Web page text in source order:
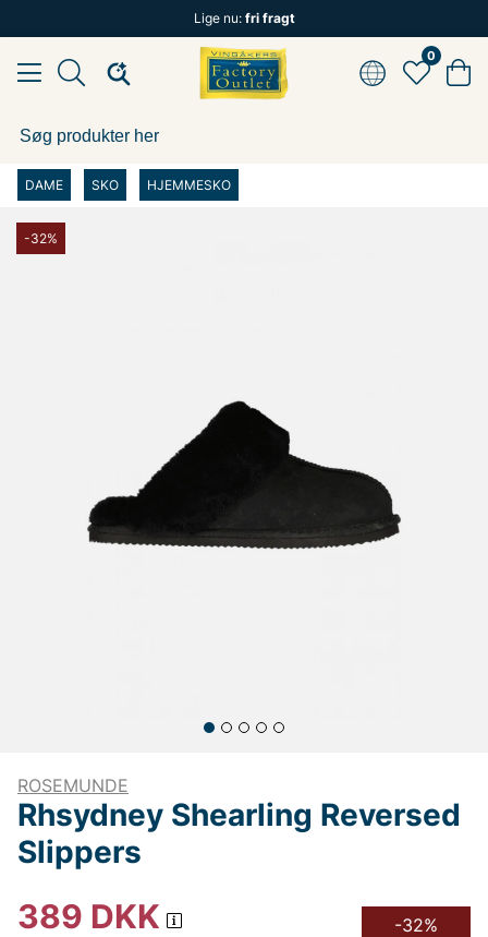
Lige nu: fri fragt
0
DAME SKO HJEMMESKO
-32%
ROSEMUNDE
Rhsydney Shearling Reversed
Slippers
389 DKK -32%